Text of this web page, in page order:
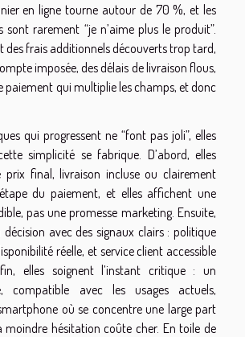
en ligne tourne autour de 70 %, et les
sont rarement “je n’aime plus le produit”.
des frais additionnels découverts trop tard,
imposée, des délais de livraison flous,
paiement qui multiplie les champs, et donc
qui progressent ne “font pas joli”, elles
simplicité se fabrique. D’abord, elles
final, livraison incluse ou clairement
du paiement, et elles affichent une
pas une promesse marketing. Ensuite,
décision avec des signaux clairs : politique
réelle, et service client accessible
elles soignent l’instant critique : un
compatible avec les usages actuels,
où se concentre une large part
hésitation coûte cher. En toile de